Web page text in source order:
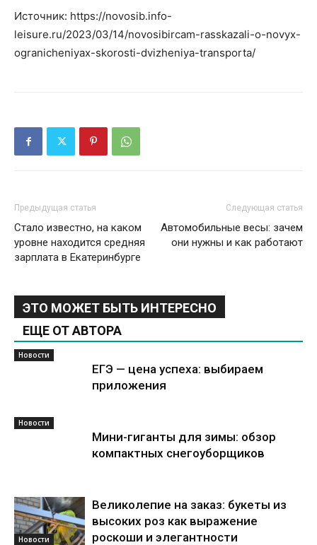
Источник: https://novosib.info-
leisure.ru/2023/03/14/novosibircam-rasskazali-o-novyx-
ogranicheniyax-skorosti-dvizheniya-transporta/
Предыдущая статья
Стало известно, на каком
уровне находится средняя
зарплата в Екатеринбурге
Следующая статья
Автомобильные весы: зачем
они нужны и как работают
ЭТО МОЖЕТ БЫТЬ ИНТЕРЕСНО
ЕЩЕ ОТ АВТОРА
Новости
ЕГЭ — цена успеха: выбираем
приложения
Новости
Мини-гиганты для зимы: обзор
компактных снегоуборщиков
Новости
Великолепие на заказ: букеты из
высоких роз как выражение
роскоши и элегантности